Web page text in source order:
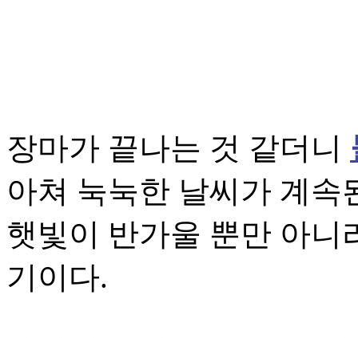
장마가 끝나는 것 같더니
아쳐 눅눅한 날씨가 계속
햇빛이 반가울 뿐만 아니
기이다.